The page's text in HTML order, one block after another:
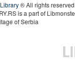
® All rights reserved.
is a part of
of Serbia